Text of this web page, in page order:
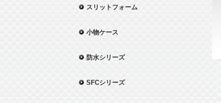
スリットフォーム
小物ケース
防水シリーズ
SFCシリーズ